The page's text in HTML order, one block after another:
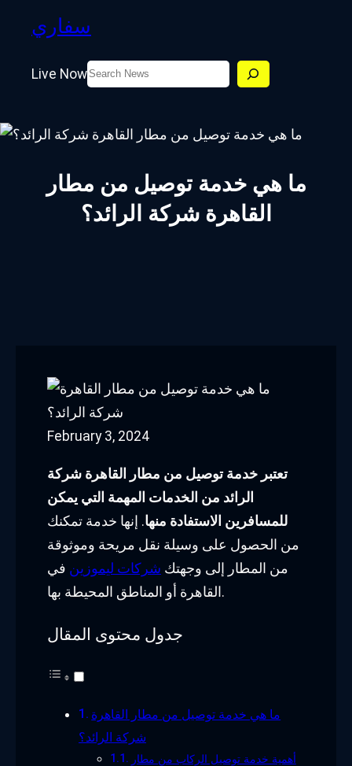
سفاري
Live NowSearch
ما هي خدمة توصيل من مطار
القاهرة شركة الرائد؟
February 3, 2024
تعتبر خدمة توصيل من مطار القاهرة شركة
الرائد من الخدمات المهمة التي يمكن
للمسافرين الاستفادة منها. إنها خدمة تمكنك
من الحصول على وسيلة نقل مريحة وموثوقة
من المطار إلى وجهتك شركات ليموزين في
القاهرة أو المناطق المحيطة بها.
جدول محتوى المقال
ما هي خدمة توصيل من مطار القاهرة
شركة الرائد؟
أهمية خدمة توصيل الركاب من مطار